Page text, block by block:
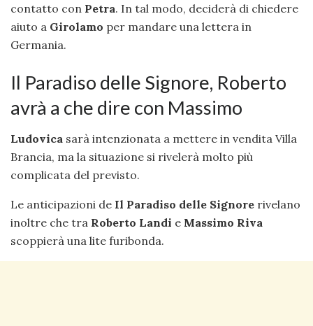
contatto con Petra. In tal modo, deciderà di chiedere
aiuto a Girolamo per mandare una lettera in
Germania.
Il Paradiso delle Signore, Roberto
avrà a che dire con Massimo
Ludovica sarà intenzionata a mettere in vendita Villa
Brancia, ma la situazione si rivelerà molto più
complicata del previsto.
Le anticipazioni de Il Paradiso delle Signore rivelano
inoltre che tra Roberto Landi e Massimo Riva
scoppierà una lite furibonda.